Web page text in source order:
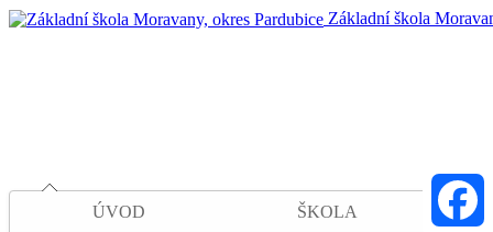
Základní škola
ÚVOD
ŠKOLA